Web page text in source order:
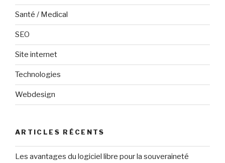
Santé / Medical
SEO
Site internet
Technologies
Webdesign
ARTICLES RÉCENTS
Les avantages du logiciel libre pour la souveraineté